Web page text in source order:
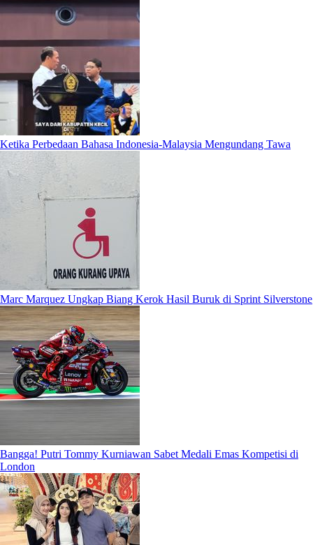
Ketika Perbedaan Bahasa Indonesia-Malaysia Mengundang Tawa
Marc Marquez Ungkap Biang Kerok Hasil Buruk di Sprint Silverstone
Bangga! Putri Tommy Kurniawan Sabet Medali Emas Kompetisi di
London